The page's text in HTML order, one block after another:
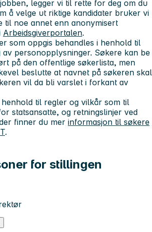
legger vi til rette for deg om du
å velge ut riktige kandidater bruker vi
til noe annet enn anonymisert
Arbeidsgiverportalen.
som oppgis behandles i henhold til
personopplysninger. Søkere kan be
på den offentlige søkerlista, men
beslutte at navnet på søkeren skal
vil da bli varslet i forkant av
til regler og vilkår som til
statsansatte, og retningslinjer ved
finner du mer informasjon til søkere
.
for stillingen